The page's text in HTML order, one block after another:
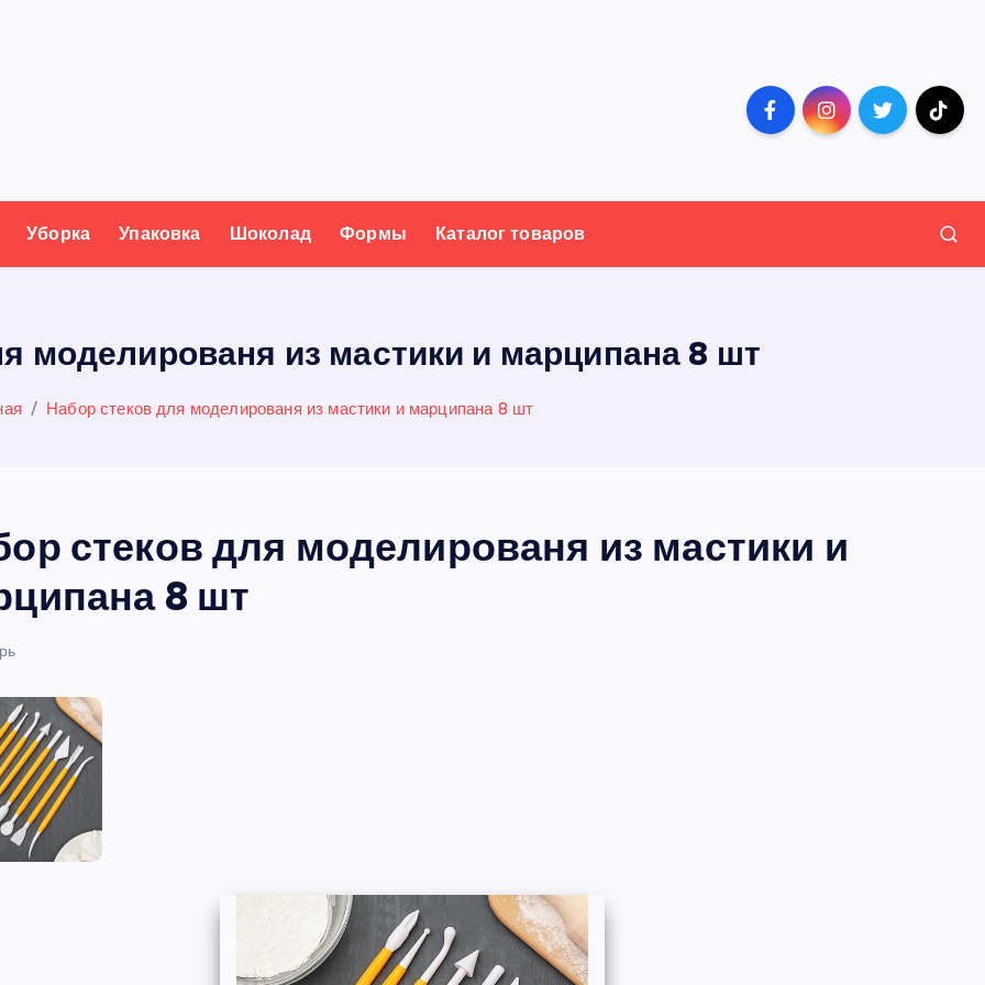
Уборка Упаковка Шоколад Формы Каталог товаров
моделированя из мастики и марципана 8 шт
Набор стеков для моделированя из мастики и марципана 8 шт
стеков для моделированя из мастики и
8 шт